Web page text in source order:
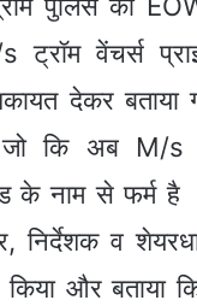
पुलिस की
ट्रॉम वेंचर्स
देकर
जो कि अब M/s
के नाम से फर्म
व
और बताया